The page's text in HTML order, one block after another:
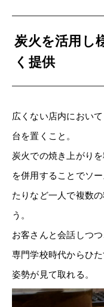
炭火を活用し
く提供
広くない店内におい
台を置くこと。
炭火での焼き上がり
を併用することでソ
たりなど一人で複数
う。
お客さんと会話しつ
専門学校時代からひ
姿勢が見て取れる。